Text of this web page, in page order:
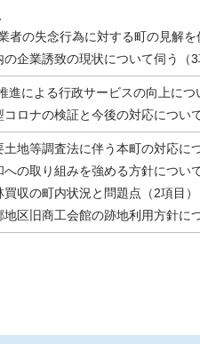
の失念行為に対する町の見解を
の企業誘致の現状について伺う（3
進による行政サービスの向上につ
コロナの検証と今後の対応につい
土地等調査法に伴う本町の対応に
への取り組みを強める方針につい
収の町内状況と問題点（2項目）
地区旧商工会館の跡地利用方針に